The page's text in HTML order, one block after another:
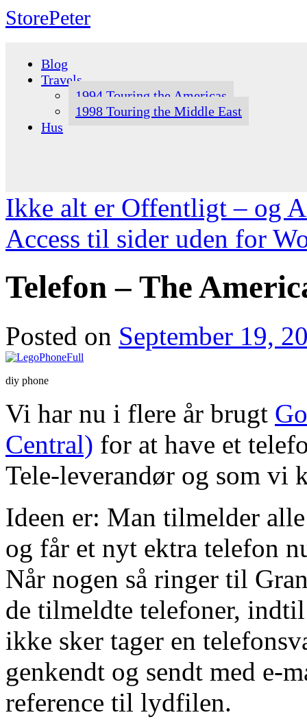
StorePeter
Blog
Travels
1994 Touring the Americas
1998 Touring the Middle East
Hus
Ikke alt er Offentligt – og
Access til sider uden for
Telefon – The
Posted on September 19,
diy phone
Vi har nu i flere år brugt
Central) for at have et
Tele-leverandør og som vi
Ideen er: Man tilmelder
og får et nyt ektra telefon
Når nogen så ringer til
de tilmeldte telefoner,
ikke sker tager en
genkendt og sendt med e-
reference til lydfilen.